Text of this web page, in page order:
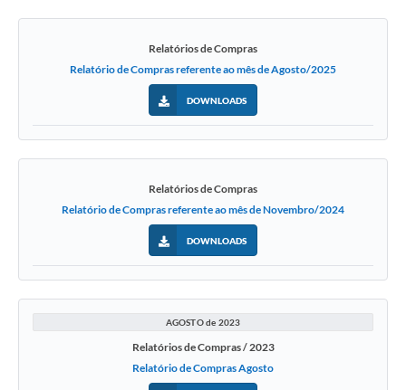
Relatórios de Compras
Relatório de Compras referente ao mês de Agosto/2025
DOWNLOADS
Relatórios de Compras
Relatório de Compras referente ao mês de Novembro/2024
DOWNLOADS
AGOSTO de 2023
Relatórios de Compras / 2023
Relatório de Compras Agosto